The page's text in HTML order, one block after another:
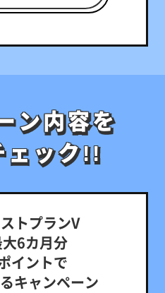
ン内容を
ェック!!
ン内容を
ェック!!
トプランV
6カ月分
イントで
キャンペーン